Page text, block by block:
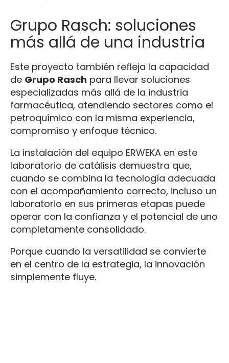
Grupo Rasch: soluciones
más allá de una industria
Este proyecto también refleja la capacidad
de Grupo Rasch para llevar soluciones
especializadas más allá de la industria
farmacéutica, atendiendo sectores como el
petroquímico con la misma experiencia,
compromiso y enfoque técnico.
La instalación del equipo ERWEKA en este
laboratorio de catálisis demuestra que,
cuando se combina la tecnología adecuada
con el acompañamiento correcto, incluso un
laboratorio en sus primeras etapas puede
operar con la confianza y el potencial de uno
completamente consolidado.
Porque cuando la versatilidad se convierte
en el centro de la estrategia, la innovación
simplemente fluye.